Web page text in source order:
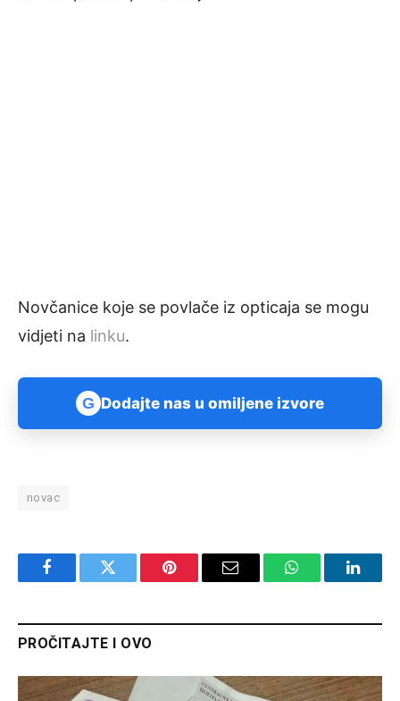
Novčanice koje se povlače iz opticaja se mogu
vidjeti na linku.
G Dodajte nas u omiljene izvore
novac
FacebookTwitter Pinterest Email WhatsApp
PROČITAJTE I OVO